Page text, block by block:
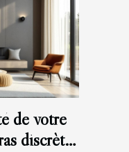
de votre
discrètes